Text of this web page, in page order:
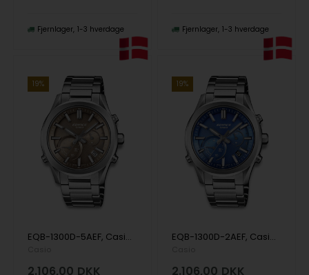
Fjernlager 1-3 hverdage Fjernlager 1-3 hverdage
19%
EQB-1300D-5AEF, Casio Edifice EQB-1300D-5AEF Quartz Herre m/lænke
2.106,00 DKK
19%
EQB-1300D-2AEF, Casio Edifice EQB-1300D-2AEF Quartz Herre m/lænke
2.106,00 DKK